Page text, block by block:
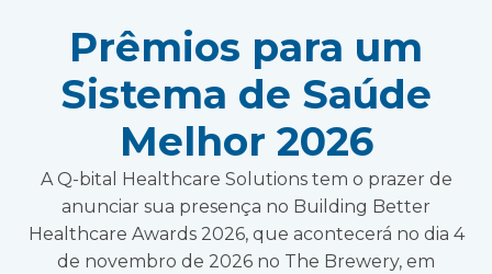
Prêmios para um
Sistema de Saúde
Melhor 2026
A Q-bital Healthcare Solutions tem o prazer de
anunciar sua presença no Building Better
Healthcare Awards 2026, que acontecerá no dia 4
de novembro de 2026 no The Brewery, em